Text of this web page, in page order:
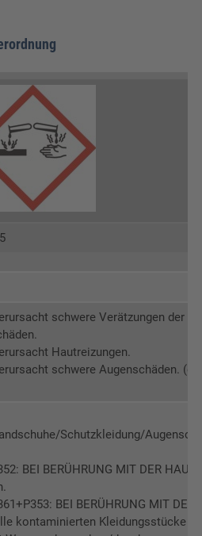
Komponente B
schwere Verätzungen der
Hautreizungen.
schwere Augenschäden.
Schutzkleidung/
BEI BERÜHRUNG MIT DER
BEI BERÜHRUNG MIT
kontaminierten Kleidungsstücke